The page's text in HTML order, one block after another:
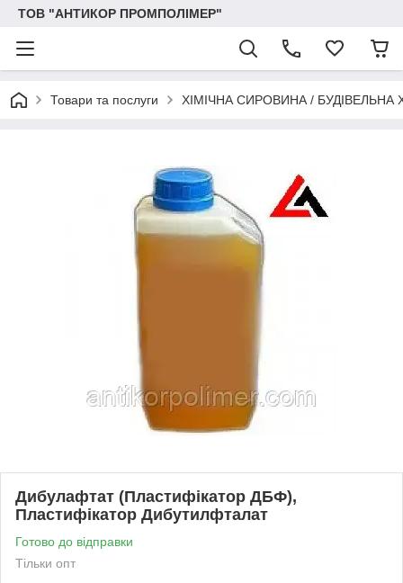
ТОВ "АНТИКОР ПРОМПОЛІМЕР"
Товари та послуги ХІМІЧНА СИРОВИНА / БУДІВЕЛЬНА
Дибулафтат (Пластифікатор ДБФ),
Пластифікатор Дибутилфталат
Готово до відправки
Тільки опт